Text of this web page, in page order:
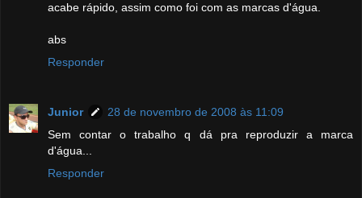
acabe rápido, assim como foi com as marcas d'água.
abs
Responder
Junior
28 de novembro de 2008 às 11:09
Sem contar o trabalho q dá pra reproduzir a marca
d'água...
Responder